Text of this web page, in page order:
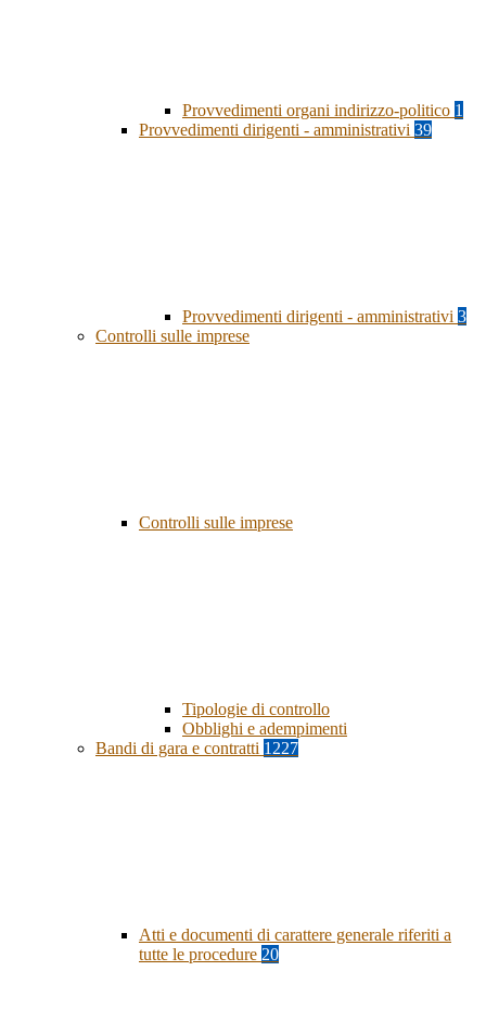
Provvedimenti organi indirizzo-politico 1
Provvedimenti dirigenti - amministrativi 39
Provvedimenti dirigenti - amministrativi 3
Controlli sulle imprese
Controlli sulle imprese
Tipologie di controllo
Obblighi e adempimenti
Bandi di gara e contratti 1227
Atti e documenti di carattere generale riferiti a
tutte le procedure 20